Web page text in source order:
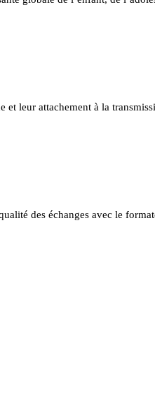
leur attachement à la
des échanges avec le